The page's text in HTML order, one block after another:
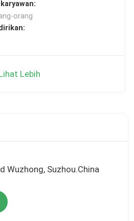
orang
Lebih
Wuzhong, Suzhou.China